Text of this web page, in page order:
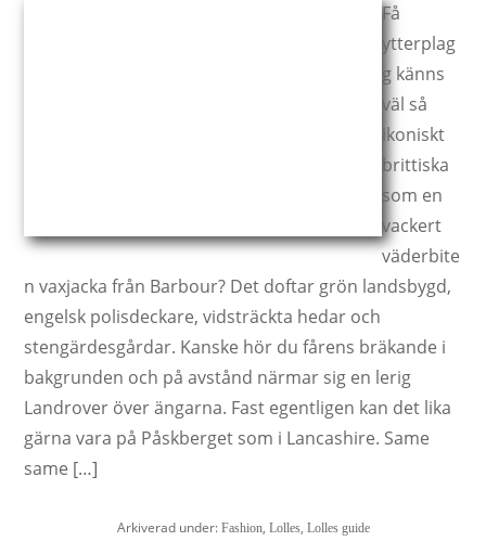
Få
ytterplag
g känns
väl så
ikoniskt
brittiska
som en
vackert
väderbite
n vaxjacka från Barbour? Det doftar grön landsbygd,
engelsk polisdeckare, vidsträckta hedar och
stengärdesgårdar. Kanske hör du fårens bräkande i
bakgrunden och på avstånd närmar sig en lerig
Landrover över ängarna. Fast egentligen kan det lika
gärna vara på Påskberget som i Lancashire. Same
same […]
Arkiverad under: Fashion, Lolles, Lolles guide